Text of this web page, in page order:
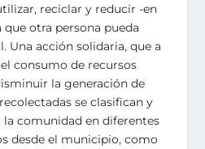
reciclar y reducir -en
que otra persona pueda
Una acción solidaria, que a
consumo de recursos
la generación de
se clasifican y
la comunidad en diferentes
desde el municipio, como